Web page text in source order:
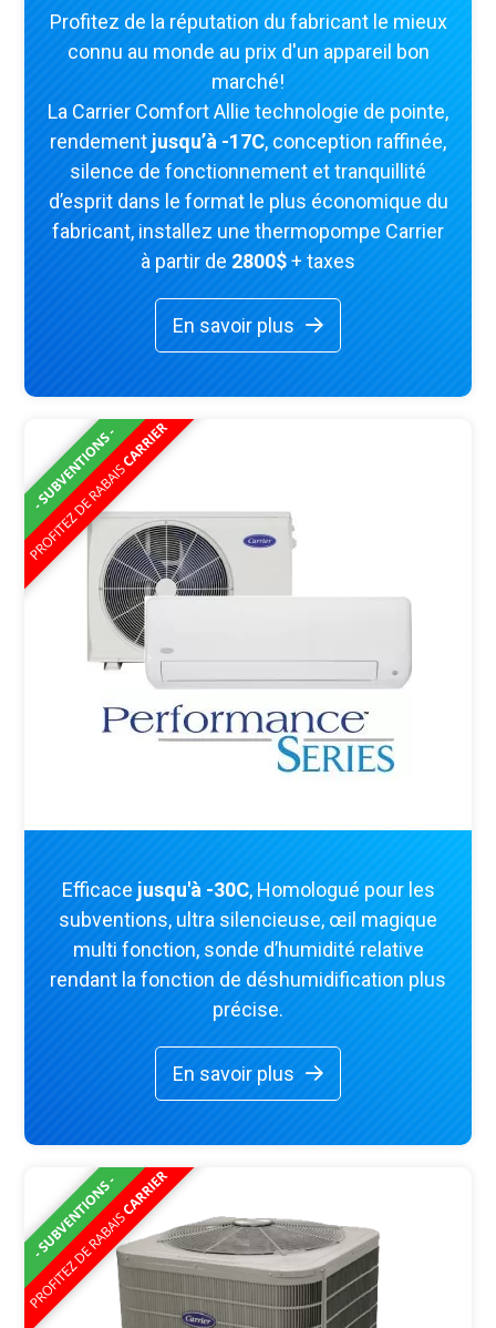
Profitez de la réputation du fabricant le mieux
connu au monde au prix d'un appareil bon
marché!
La Carrier Comfort Allie technologie de pointe,
rendement jusqu’à -17C, conception raffinée,
silence de fonctionnement et tranquillité
d’esprit dans le format le plus économique du
fabricant, installez une thermopompe Carrier
à partir de 2800$+ taxes
En savoir plus
Efficace jusqu'à -30C, Homologué pour les
subventions, ultra silencieuse, œil magique
multi fonction, sonde d’humidité relative
rendant la fonction de déshumidification plus
précise.
En savoir plus